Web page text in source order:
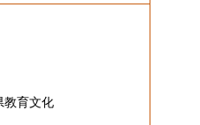
教育文化